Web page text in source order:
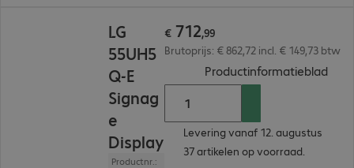
LG
55UH5
Q-E
Signag
e
Display
Productnr.:
€ 712,99
Brutoprijs: € 862,72 incl. € 149,73 btw
Productinformatieblad
Levering vanaf 12. augustus
37 artikelen op voorraad.